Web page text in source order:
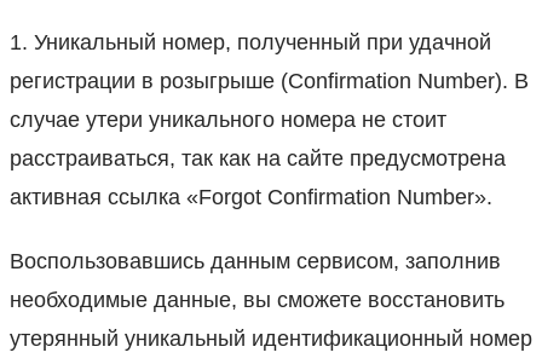
1. Уникальный номер, полученный при удачной
регистрации в розыгрыше (Confirmation Number). В
случае утери уникального номера не стоит
расстраиваться, так как на сайте предусмотрена
активная ссылка «Forgot Confirmation Number».
Воспользовавшись данным сервисом, заполнив
необходимые данные, вы сможете восстановить
утерянный уникальный идентификационный номер